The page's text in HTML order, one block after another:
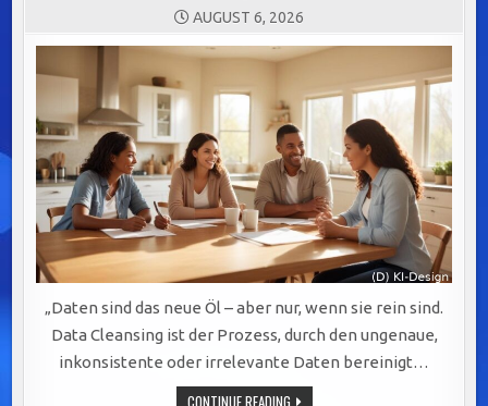
AUGUST 6, 2026
„Daten sind das neue Öl – aber nur, wenn sie rein sind.
Data Cleansing ist der Prozess, durch den ungenaue,
inkonsistente oder irrelevante Daten bereinigt…
DATA